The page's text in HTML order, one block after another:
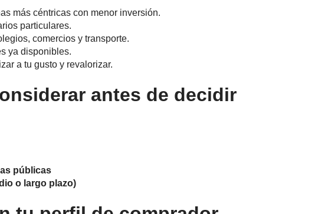
más céntricas con menor inversión.
particulares.
comercios y transporte.
ya disponibles.
a tu gusto y revalorizar.
antes de decidir
públicas
o largo plazo)